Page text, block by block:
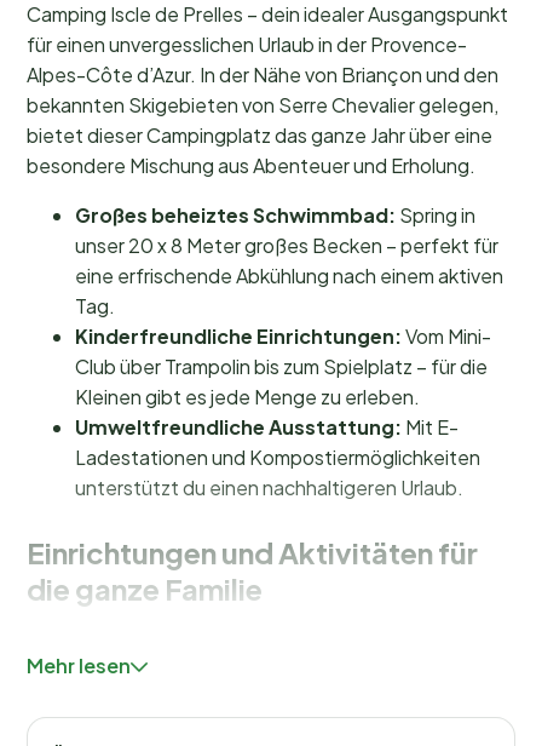
Camping Iscle de Prelles – dein idealer Ausgangspunkt
für einen unvergesslichen Urlaub in der Provence-
Alpes-Côte d’Azur. In der Nähe von Briançon und den
bekannten Skigebieten von Serre Chevalier gelegen,
bietet dieser Campingplatz das ganze Jahr über eine
besondere Mischung aus Abenteuer und Erholung.
Großes beheiztes Schwimmbad: Spring in
unser 20 x 8 Meter großes Becken – perfekt für
eine erfrischende Abkühlung nach einem aktiven
Tag.
Kinderfreundliche Einrichtungen:Vom Mini-
Club über Trampolin bis zum Spielplatz – für die
Kleinen gibt es jede Menge zu erleben.
Umweltfreundliche Ausstattung: Mit E-
Ladestationen und Kompostiermöglichkeiten
unterstützt du einen nachhaltigeren Urlaub.
Einrichtungen und Aktivitäten für
die ganze Familie
einen gelungenen Urlaub brauchst. Unser
September geöffnet und bietet den perfekten Ort
Mehr lesen